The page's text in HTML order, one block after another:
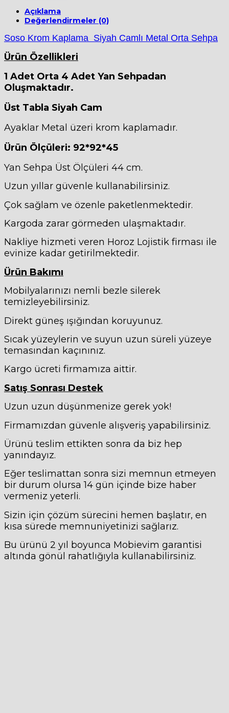
Açıklama
Değerlendirmeler (0)
Soso Krom Kaplama Siyah Camlı Metal Orta Sehpa
Ürün Özellikleri
1 Adet Orta 4 Adet Yan Sehpadan
Oluşmaktadır.
Üst Tabla Siyah Cam
Ayaklar Metal üzeri krom kaplamadır.
Ürün Ölçüleri: 92*92*45
Yan Sehpa Üst Ölçüleri 44 cm.
Uzun yıllar güvenle kullanabilirsiniz.
Çok sağlam ve özenle paketlenmektedir.
Kargoda zarar görmeden ulaşmaktadır.
Nakliye hizmeti veren Horoz Lojistik firması ile
evinize kadar getirilmektedir.
Ürün Bakımı
Mobilyalarınızı nemli bezle silerek
temizleyebilirsiniz.
Direkt güneş ışığından koruyunuz.
Sıcak yüzeylerin ve suyun uzun süreli yüzeye
temasından kaçınınız.
Kargo ücreti firmamıza aittir.
Satış Sonrası Destek
Uzun uzun düşünmenize gerek yok!
Firmamızdan güvenle alışveriş yapabilirsiniz.
Ürünü teslim ettikten sonra da biz hep
yanındayız.
Eğer teslimattan sonra sizi memnun etmeyen
bir durum olursa 14 gün içinde bize haber
vermeniz yeterli.
Sizin için çözüm sürecini hemen başlatır, en
kısa sürede memnuniyetinizi sağlarız.
Bu ürünü 2 yıl boyunca Mobievim garantisi
altında gönül rahatlığıyla kullanabilirsiniz.